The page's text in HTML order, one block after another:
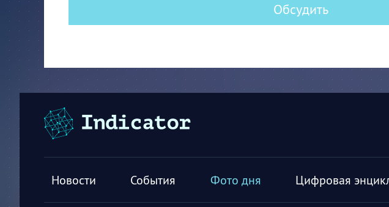
Обсудить
Новости События Фото дня Цифровая